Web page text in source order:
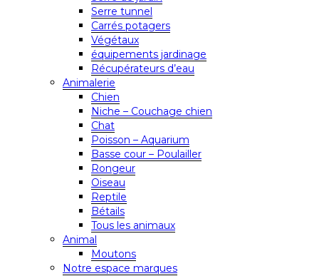
Serre tunnel
Carrés potagers
Végétaux
équipements jardinage
Récupérateurs d’eau
Animalerie
Chien
Niche – Couchage chien
Chat
Poisson – Aquarium
Basse cour – Poulailler
Rongeur
Oiseau
Reptile
Bétails
Tous les animaux
Animal
Moutons
Notre espace marques